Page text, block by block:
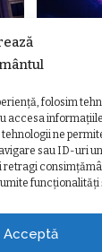
folosim
accesa
ne
sau ID-uri
funcționalități
Acceptă
Ziua Unirii
Programul